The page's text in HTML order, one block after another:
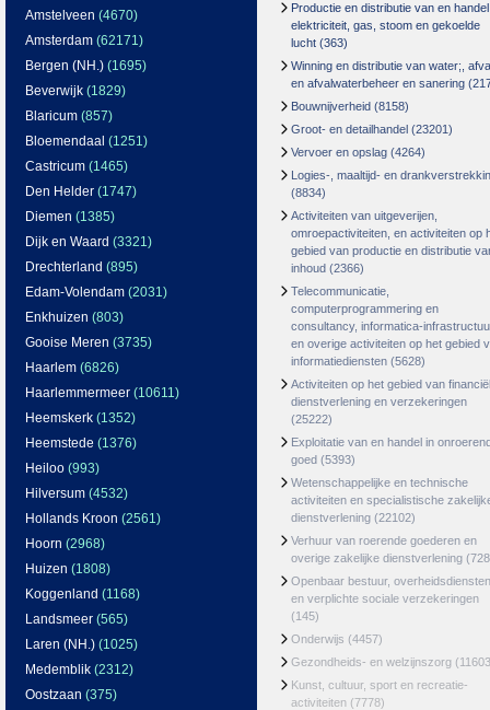
Amstelveen (4670)
Amsterdam (62171)
Bergen (NH.) (1695)
Beverwijk (1829)
Blaricum (857)
Bloemendaal (1251)
Castricum (1465)
Den Helder (1747)
Diemen (1385)
Dijk en Waard (3321)
Drechterland (895)
Edam-Volendam (2031)
Enkhuizen (803)
Gooise Meren (3735)
Haarlem (6826)
Haarlemmermeer (10611)
Heemskerk (1352)
Heemstede (1376)
Heiloo (993)
Hilversum (4532)
Hollands Kroon (2561)
Hoorn (2968)
Huizen (1808)
Koggenland (1168)
Landsmeer (565)
Laren (NH.) (1025)
Medemblik (2312)
Oostzaan (375)
Productie en distributie van en
elektriciteit, gas, stoom en gekoelde
lucht (363)
Winning en distributie van water;,
en afvalwaterbeheer en sanering
Bouwnijverheid (8158)
Groot- en detailhandel (23201)
Vervoer en opslag (4264)
Logies-, maaltijd- en
(8834)
Activiteiten van uitgeverijen,
omroepactiviteiten, en activiteiten op
gebied van productie en distributie
inhoud (2366)
Telecommunicatie,
computerprogrammering en
consultancy, informatica-
en overige activiteiten op het gebied
informatiediensten (5628)
Activiteiten op het gebied van
dienstverlening en verzekeringen
(25222)
Exploitatie van en handel in
goed (5393)
Wetenschappelijke en technische
activiteiten en specialistische
dienstverlening (22102)
Verhuur van roerende goederen en
overige zakelijke dienstverlening
Openbaar bestuur, overheidsdiensten
en verplichte sociale verzekeringen
(145)
Onderwijs (4457)
Gezondheids- en welzijnszorg
Kunst, cultuur, sport en recreatie-
activiteiten (7778)